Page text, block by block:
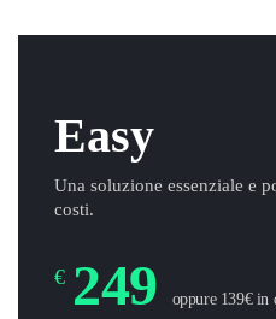
Easy
Una soluzione essenziale e
costi.
€ 249 oppure 139€ in